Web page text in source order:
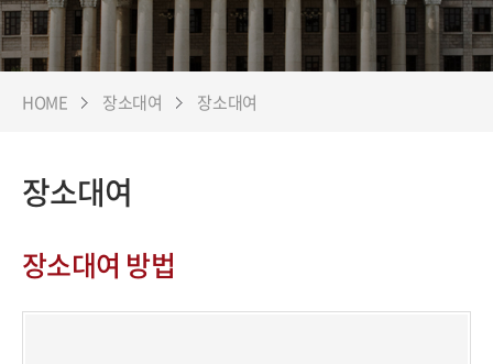
HOME 장소대여 장소대여
장소대여
장소대여 방법